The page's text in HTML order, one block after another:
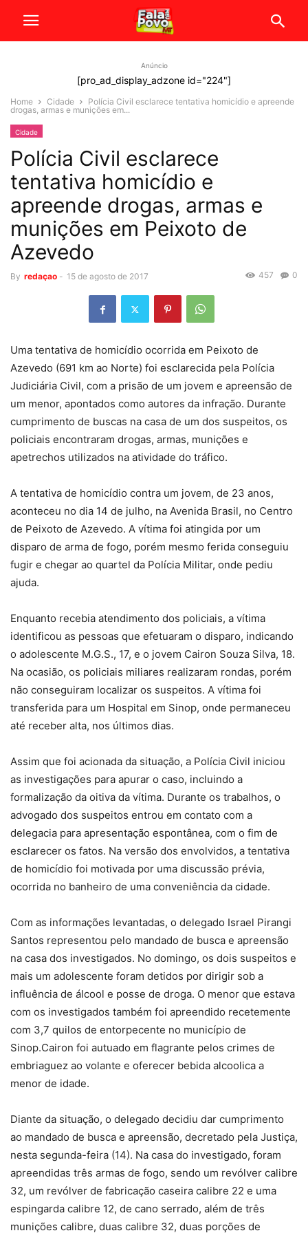
Anúncio
[pro_ad_display_adzone id="224"]
Home Cidade
Polícia Civil esclarece tentativa homicídio e apreende
drogas, armas e munições em...
Cidade
Polícia Civil esclarece
tentativa homicídio e
apreende drogas, armas e
munições em Peixoto de
Azevedo
By redaçao - 15 de agosto de 2017 0
457
Uma tentativa de homicídio ocorrida em Peixoto de
Azevedo (691 km ao Norte) foi esclarecida pela Polícia
Judiciária Civil, com a prisão de um jovem e apreensão de
um menor, apontados como autores da infração. Durante
cumprimento de buscas na casa de um dos suspeitos, os
policiais encontraram drogas, armas, munições e
apetrechos utilizados na atividade do tráfico.
A tentativa de homicídio contra um jovem, de 23 anos,
aconteceu no dia 14 de julho, na Avenida Brasil, no Centro
de Peixoto de Azevedo. A vítima foi atingida por um
disparo de arma de fogo, porém mesmo ferida conseguiu
fugir e chegar ao quartel da Polícia Militar, onde pediu
ajuda.
Enquanto recebia atendimento dos policiais, a vítima
identificou as pessoas que efetuaram o disparo, indicando
o adolescente M.G.S., 17, e o jovem Cairon Souza Silva, 18.
Na ocasião, os policiais miliares realizaram rondas, porém
não conseguiram localizar os suspeitos. A vítima foi
transferida para um Hospital em Sinop, onde permaneceu
até receber alta, nos últimos dias.
Assim que foi acionada da situação, a Polícia Civil iniciou
as investigações para apurar o caso, incluindo a
formalização da oitiva da vítima. Durante os trabalhos, o
advogado dos suspeitos entrou em contato com a
delegacia para apresentação espontânea, com o fim de
esclarecer os fatos. Na versão dos envolvidos, a tentativa
de homicídio foi motivada por uma discussão prévia,
ocorrida no banheiro de uma conveniência da cidade.
Com as informações levantadas, o delegado Israel Pirangi
Santos representou pelo mandado de busca e apreensão
na casa dos investigados. No domingo, os dois suspeitos e
mais um adolescente foram detidos por dirigir sob a
influência de álcool e posse de droga. O menor que estava
com os investigados também foi apreendido recetemente
com 3,7 quilos de entorpecente no município de
Sinop.Cairon foi autuado em flagrante pelos crimes de
embriaguez ao volante e oferecer bebida alcoolica a
menor de idade.
Diante da situação, o delegado decidiu dar cumprimento
ao mandado de busca e apreensão, decretado pela Justiça,
nesta segunda-feira (14). Na casa do investigado, foram
apreendidas três armas de fogo, sendo um revólver calibre
32, um revólver de fabricação caseira calibre 22 e uma
espingarda calibre 12, de cano serrado, além de três
munições calibre, duas calibre 32, duas porções de